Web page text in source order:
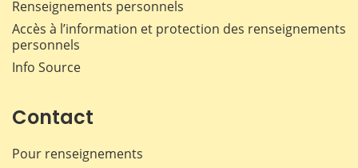
Renseignements personnels
Accès à l’information et protection des renseignements
personnels
Info Source
Contact
Pour renseignements